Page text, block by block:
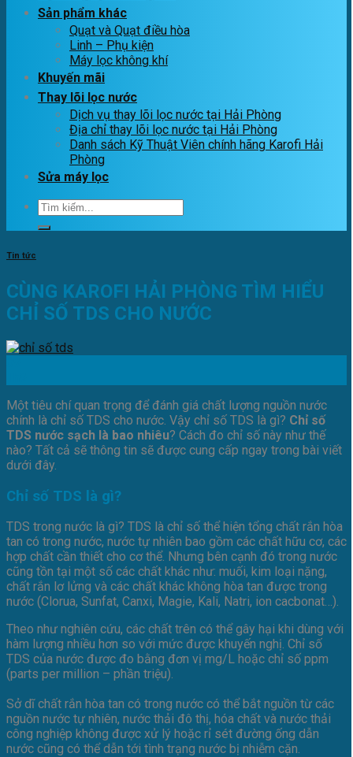
Sản phẩm khác
Quạt và Quạt điều hòa
Linh – Phụ kiện
Máy lọc không khí
Khuyến mãi
Thay lõi lọc nước
Dịch vụ thay lõi lọc nước tại Hải Phòng
Địa chỉ thay lõi lọc nước tại Hải Phòng
Danh sách Kỹ Thuật Viên chính hãng Karofi Hải
Phòng
Sửa máy lọc
Tìm
kiếm:
Tin tức
CÙNG KAROFI HẢI PHÒNG TÌM HIỂU
CHỈ SỐ TDS CHO NƯỚC
Một tiêu chí quan trọng để đánh giá chất lượng nguồn nước
chính là chỉ số TDS cho nước. Vậy chỉ số TDS là gì? Chỉ số
TDS nước sạch là bao nhiêu? Cách đo chỉ số này như thế
nào? Tất cả sẽ thông tin sẽ được cung cấp ngay trong bài viết
dưới đây.
Chỉ số TDS là gì?
TDS trong nước là gì? TDS là chỉ số thể hiện tổng chất rắn hòa
tan có trong nước, nước tự nhiên bao gồm các chất hữu cơ, các
hợp chất cần thiết cho cơ thể. Nhưng bên cạnh đó trong nước
cũng tồn tại một số các chất khác như: muối, kim loại nặng,
chất rắn lơ lửng và các chất khác không hòa tan được trong
nước (Clorua, Sunfat, Canxi, Magie, Kali, Natri, ion cacbonat…).
Theo như nghiên cứu, các chất trên có thể gây hại khi dùng với
hàm lượng nhiều hơn so với mức được khuyến nghị. Chỉ số
TDS của nước được đo bằng đơn vị mg/L hoặc chỉ số ppm
(parts per million – phần triệu).
Sở dĩ chất rắn hòa tan có trong nước có thể bắt nguồn từ các
nguồn nước tự nhiên, nước thải đô thị, hóa chất và nước thải
công nghiệp không được xử lý hoặc rỉ sét đường ống dẫn
nước cũng có thể dẫn tới tình trạng nước bị nhiễm cặn.